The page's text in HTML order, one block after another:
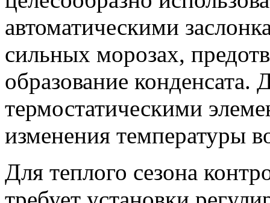
автоматическими
сильных морозах,
образование конденсата.
термостатическими
изменения температуры
Для теплого сезона